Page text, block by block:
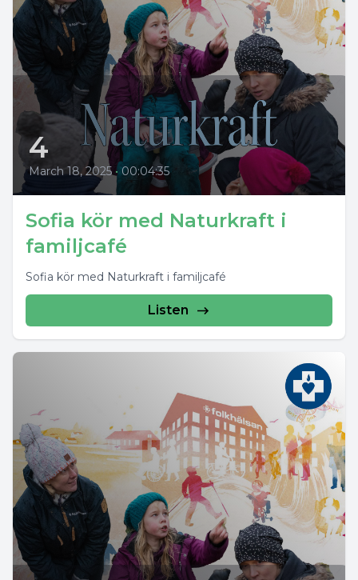
4
March 18, 2025 • 00:04:35
Sofia kör med Naturkraft i
familjcafé
Sofia kör med Naturkraft i familjcafé
Listen